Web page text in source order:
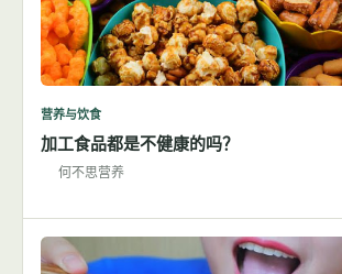
营养与饮食
加工食品都是不健康的吗？
何不思营养